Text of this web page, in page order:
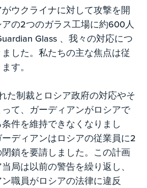
ウクライナに対して攻撃を開
の2つのガラス工場に約600人
Glass 、我々の対応につ
した。私たちの主な焦点は従
す。
た制裁とロシア政府の対応やそ
て、ガーディアンがロシアで
件を維持できなくなりまし
ディアンはロシアの従業員に2
鎖を要請しました。この計画
局は以前の警告を繰り返し、
職員がロシアの法律に違反